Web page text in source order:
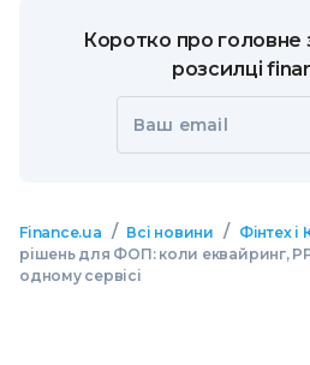
Коротко про головне
розсилці
Ваш email
Finance.ua / Всі новини / Фінтех і
рішень для ФОП: коли еквайринг,
одному сервісі